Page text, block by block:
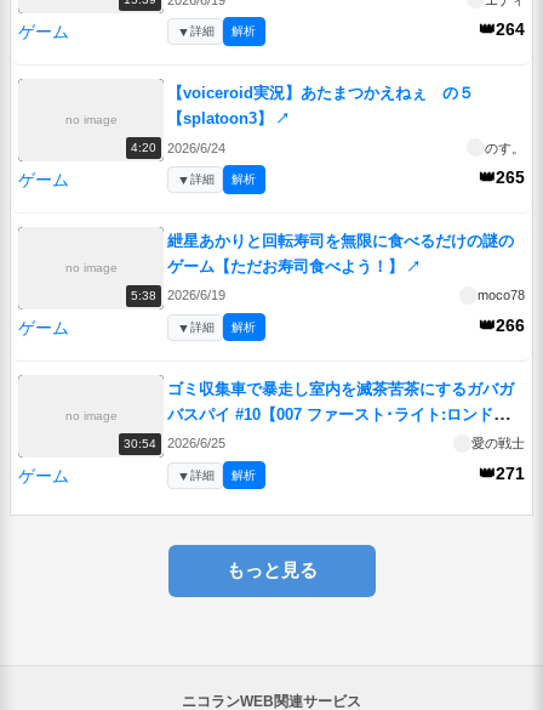
ゲーム 👑264
▼詳細 解析
no image
4:20
【voiceroid実況】あたまつかえねぇ の５
【splatoon3】
↗
2026/6/24 のす。
ゲーム 👑265
▼詳細 解析
no image
5:38
紲星あかりと回転寿司を無限に食べるだけの謎の
ゲーム【ただお寿司食べよう！】
↗
2026/6/19 moco78
ゲーム 👑266
▼詳細 解析
no image
30:54
ゴミ収集車で暴走し室内を滅茶苦茶にするガバガ
バスパイ #10【007 ファースト･ライト:ロンドン
後編】↗
2026/6/25 愛の戦士
ゲーム 👑271
▼詳細 解析
もっと見る
ニコランWEB関連サービス